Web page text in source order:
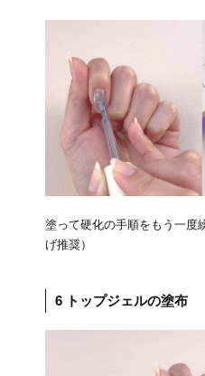
塗って硬化の手順をもう一度
げ推奨）
6 トップジェルの塗布